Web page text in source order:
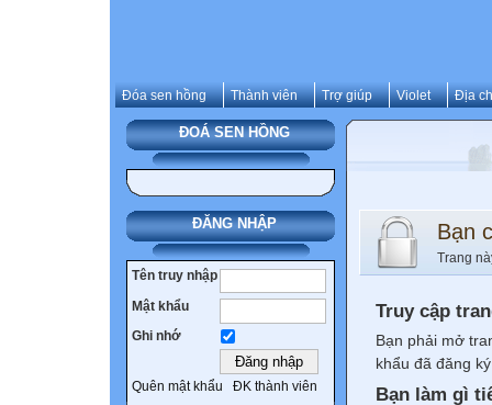
Đóa sen hồng Thành viên Trợ giúp Violet Địa
ĐOÁ SEN HỒNG
ĐĂNG NHẬP
Tên truy nhập
Mật khẩu
Ghi nhớ
Quên mật khẩu ĐK thành viên
Bạn
Trang
Truy cập
Bạn phải mở
khẩu đã đăng
Bạn làm gì